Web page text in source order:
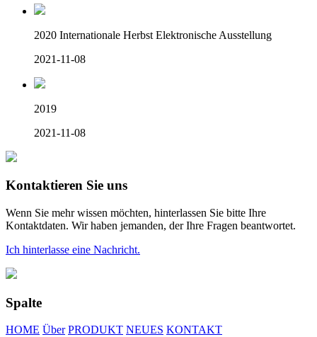
2020 Internationale Herbst Elektronische Ausstellung
2021-11-08
2019
2021-11-08
Kontaktieren Sie uns
Wenn Sie mehr wissen möchten, hinterlassen Sie bitte Ihre
Kontaktdaten. Wir haben jemanden, der Ihre Fragen beantwortet.
Ich hinterlasse eine Nachricht.
Spalte
HOME Über PRODUKT NEUES KONTAKT